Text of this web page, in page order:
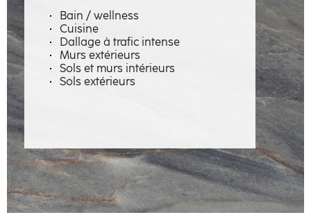
Matières à émotions
Réalisations
Contact
Bain / wellness
Cuisine
Dallage à trafic intense
Murs extérieurs
Sols et murs intérieurs
Sols extérieurs